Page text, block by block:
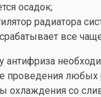
осадок;
радиатора
все
антифриза
проведения любых
охлаждения со